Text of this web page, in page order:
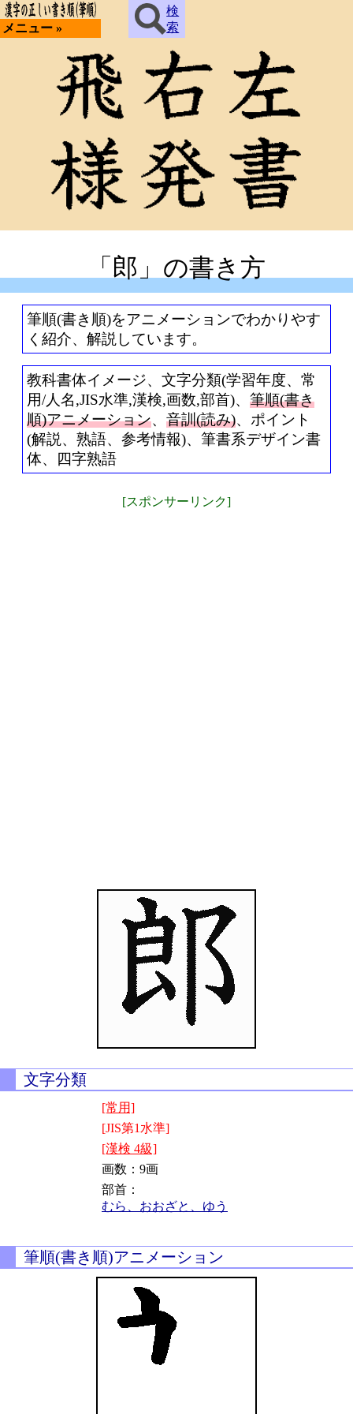
メニュー »
検
索
「郎」の書き方
筆順(書き順)をアニメーションでわかりやす
く紹介、解説しています。
教科書体イメージ、文字分類(学習年度、常
用/人名,JIS水準,漢検,画数,部首)、 筆順(書き
順)アニメーション、 音訓(読み)、ポイント
(解説、熟語、参考情報)、筆書系デザイン書
体、四字熟語
[スポンサーリンク]
文字分類
[常用]
[JIS第1水準]
[漢検 4級]
画数：9画
部首：
むら、おおざと、ゆう
筆順(書き順)アニメーション